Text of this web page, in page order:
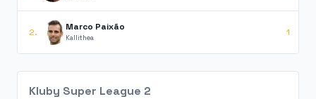
2. Marco Paixão
Kallithea 1
Kluby Super League 2